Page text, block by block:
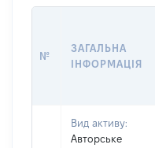
№
ЗАГАЛЬНА
ІНФОРМАЦІЯ
Вид активу:
Авторське